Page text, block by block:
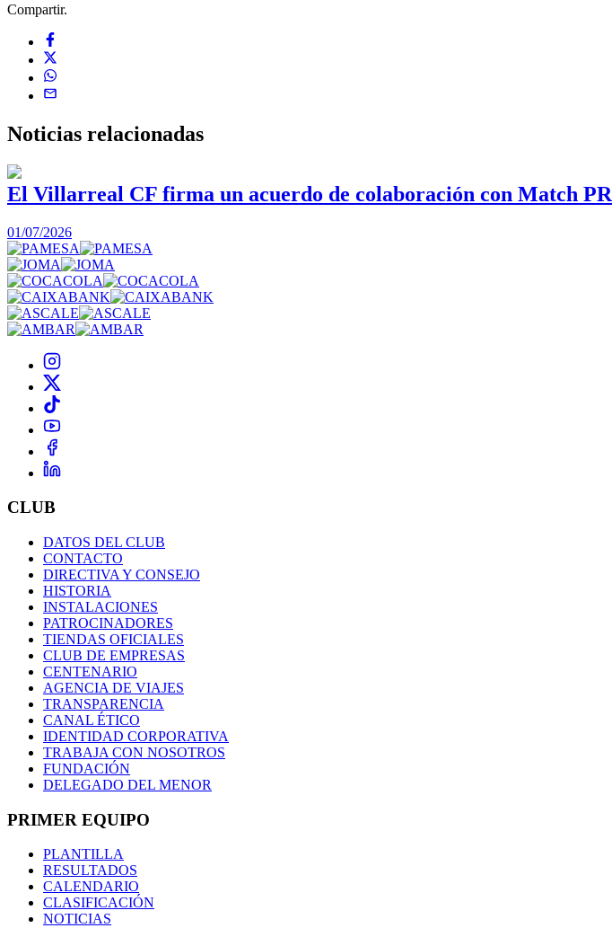
Compartir.
Noticias relacionadas
El Villarreal CF firma un acuerdo de colaboración con Match PR
01/07/2026
CLUB
DATOS DEL CLUB
CONTACTO
DIRECTIVA Y CONSEJO
HISTORIA
INSTALACIONES
PATROCINADORES
TIENDAS OFICIALES
CLUB DE EMPRESAS
CENTENARIO
AGENCIA DE VIAJES
TRANSPARENCIA
CANAL ÉTICO
IDENTIDAD CORPORATIVA
TRABAJA CON NOSOTROS
FUNDACIÓN
DELEGADO DEL MENOR
PRIMER EQUIPO
PLANTILLA
RESULTADOS
CALENDARIO
CLASIFICACIÓN
NOTICIAS